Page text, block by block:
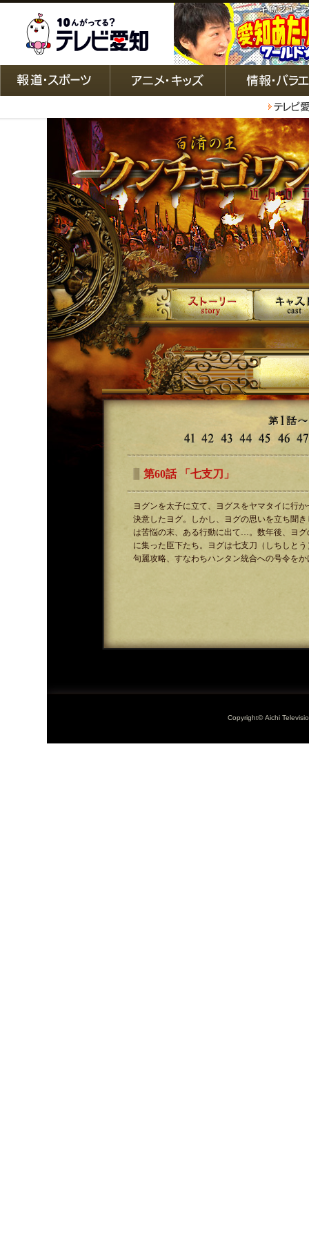
第60話 「七支刀」
ヨグンを太子に立て、ヨグスをヤマタイに行
決意したヨグ。しかし、ヨグの思いを立ち聞
は苦悩の末、ある行動に出て…。数年後、ヨグ
に集った臣下たち。ヨグは七支刀（しちしと
句麗攻略、すなわちハンタン統合への号令をか
Copyright© Aichi